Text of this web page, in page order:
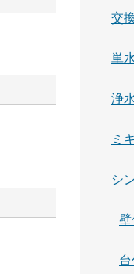
交
単
浄
ミ
シ
壁